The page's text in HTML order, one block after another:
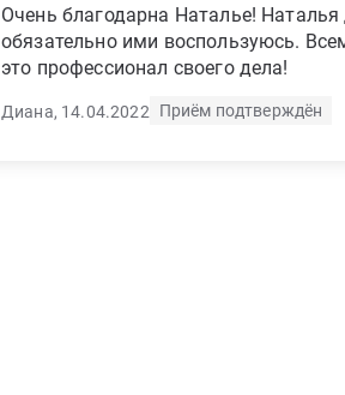
Очень благодарна Наталье!
обязательно ими воспользуюсь.
это профессионал своего дела!
Диана, 14.04.2022 Приём подтверждён